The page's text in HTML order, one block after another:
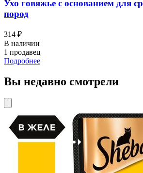
Ухо говяжье с основанием для
пород
314 ₽
В наличии
1 продавец
Подробнее
Вы недавно смотрели